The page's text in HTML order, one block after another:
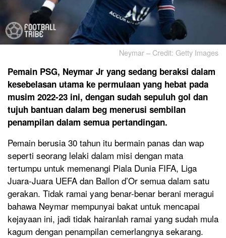
Neymar – Credit: Getty Images
Pemain PSG, Neymar Jr yang sedang beraksi dalam
kesebelasan utama ke permulaan yang hebat pada
musim 2022-23 ini, dengan sudah sepuluh gol dan
tujuh bantuan dalam beg menerusi sembilan
penampilan dalam semua pertandingan.
Pemain berusia 30 tahun itu bermain panas dan wap
seperti seorang lelaki dalam misi dengan mata
tertumpu untuk memenangi Piala Dunia FIFA, Liga
Juara-Juara UEFA dan Ballon d’Or semua dalam satu
gerakan. Tidak ramai yang benar-benar berani meragui
bahawa Neymar mempunyai bakat untuk mencapai
kejayaan ini, jadi tidak hairanlah ramai yang sudah mula
kagum dengan penampilan cemerlangnya sekarang.